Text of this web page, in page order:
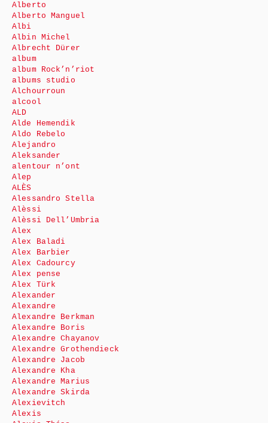
Alberto
Alberto Manguel
Albi
Albin Michel
Albrecht Dürer
album
album Rock’n’riot
albums studio
Alchourroun
alcool
ALD
Alde Hemendik
Aldo Rebelo
Alejandro
Aleksander
alentour n’ont
Alep
ALÈS
Alessandro Stella
Alèssi
Alèssi Dell’Umbria
Alex
Alex Baladi
Alex Barbier
Alex Cadourcy
Alex pense
Alex Türk
Alexander
Alexandre
Alexandre Berkman
Alexandre Boris
Alexandre Chayanov
Alexandre Grothendieck
Alexandre Jacob
Alexandre Kha
Alexandre Marius
Alexandre Skirda
Alexievitch
Alexis